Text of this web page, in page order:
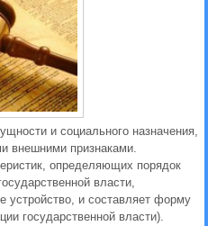
и социального назначения,
внешними признаками.
определяющих порядок
власти,
устройство, и составляет форму
государственной власти).